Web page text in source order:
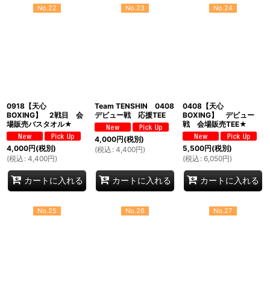
No.22
0918【天心
BOXING】 2戦目 会
場販売バスタオル★
4,000円(税別)
(税込 : 4,400円)
カートに入れる
No.23
Team TENSHIN 0408
デビュー戦 応援TEE
4,000円(税別)
(税込 : 4,400円)
カートに入れる
No.24
0408【天心
BOXING】 デビュー
戦 会場販売TEE★
5,500円(税別)
(税込 : 6,050円)
カートに入れる
No.25 No.26 No.27